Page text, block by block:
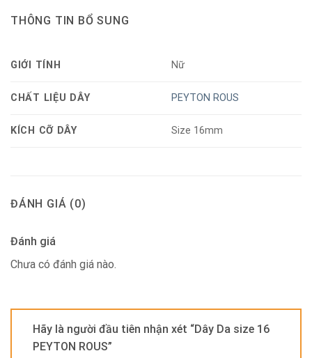
THÔNG TIN BỔ SUNG
GIỚI TÍNH Nữ
CHẤT LIỆU DÂY PEYTON ROUS
KÍCH CỠ DÂY Size 16mm
ĐÁNH GIÁ (0)
Đánh giá
Chưa có đánh giá nào.
Hãy là người đầu tiên nhận xét “Dây Da size 16
PEYTON ROUS”